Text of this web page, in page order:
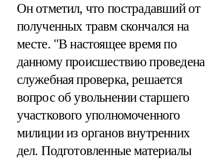
Он отметил, что пострадавший от
полученных травм скончался на
месте. "В настоящее время по
данному происшествию проведена
служебная проверка, решается
вопрос об увольнении старшего
участкового уполномоченного
милиции из органов внутренних
дел. Подготовленные материалы